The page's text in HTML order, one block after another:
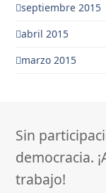
septiembre 2015
abril 2015
marzo 2015
Sin
democracia.
trabajo!